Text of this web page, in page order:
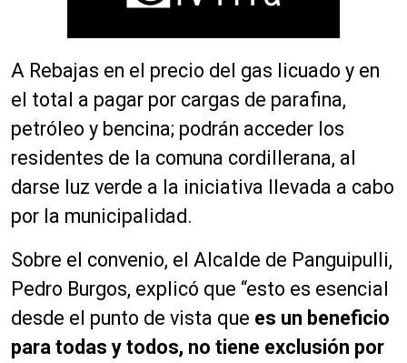
A Rebajas en el precio del gas licuado y en
el total a pagar por cargas de parafina,
petróleo y bencina; podrán acceder los
residentes de la comuna cordillerana, al
darse luz verde a la iniciativa llevada a cabo
por la municipalidad.
Sobre el convenio, el Alcalde de Panguipulli,
Pedro Burgos, explicó que “esto es esencial
desde el punto de vista que es un beneficio
para todas y todos, no tiene exclusión por